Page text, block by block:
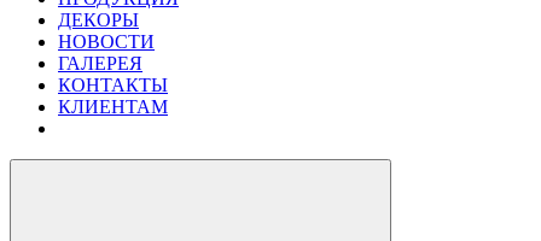
ДЕКОРЫ
НОВОСТИ
ГАЛЕРЕЯ
КОНТАКТЫ
КЛИЕНТАМ